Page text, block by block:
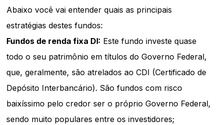
Abaixo você vai entender quais as principais
estratégias destes fundos:
Fundos de renda fixa DI: Este fundo investe quase
todo o seu patrimônio em títulos do Governo Federal,
que, geralmente, são atrelados ao CDI (Certificado de
Depósito Interbancário). São fundos com risco
baixíssimo pelo credor ser o próprio Governo Federal,
sendo muito populares entre os investidores;